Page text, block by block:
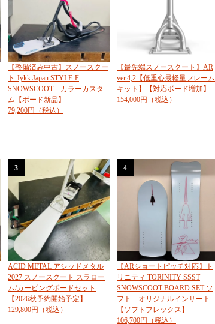
【整備済み中古】スノースクー
ト Jykk Japan STYLE-F
SNOWSCOOT カラーカスタ
ム【ボード新品】
79,200円（税込）
【最先端スノースクート】AR
ver.4,2【低重心最軽量フレーム
キット】【対応ボード増加】
154,000円（税込）
3
ACID METAL アシッドメタル
2027 スノースクート スラロー
ム/カービングボードセット
【2026秋予約開始予定】
129,800円（税込）
4
【ARショートピッチ対応】ト
リニティ TORINITY-SSST
SNOWSCOOT BOARD SET ソ
フト オリジナルインサート
【ソフトフレックス】
106,700円（税込）